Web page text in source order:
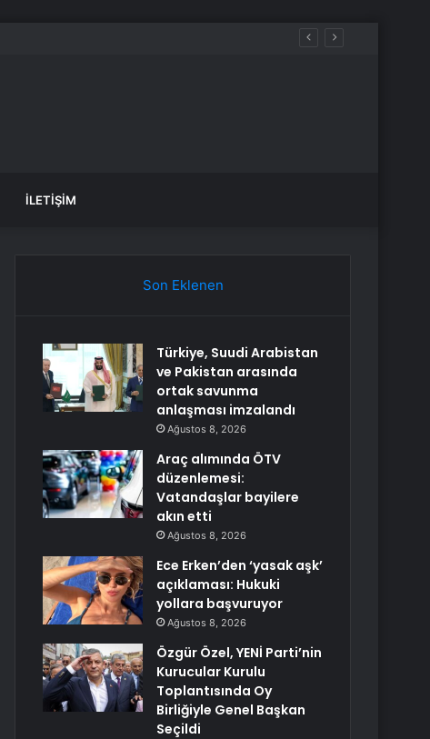
İLETIŞIM
Son Eklenen
Türkiye, Suudi Arabistan
ve Pakistan arasında
ortak savunma
anlaşması imzalandı
Ağustos 8, 2026
Araç alımında ÖTV
düzenlemesi:
Vatandaşlar bayilere
akın etti
Ağustos 8, 2026
Ece Erken’den ‘yasak aşk’
açıklaması: Hukuki
yollara başvuruyor
Ağustos 8, 2026
Özgür Özel, YENİ Parti’nin
Kurucular Kurulu
Toplantısında Oy
Birliğiyle Genel Başkan
Seçildi